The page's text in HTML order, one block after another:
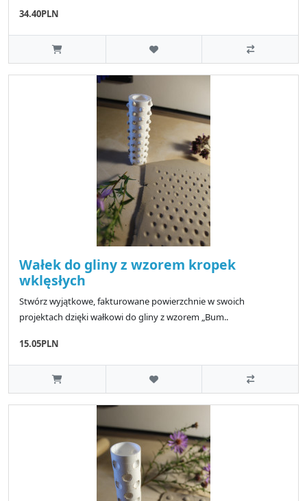
34.40PLN
Wałek do gliny z wzorem kropek
wklęsłych
Stwórz wyjątkowe, fakturowane powierzchnie w swoich
projektach dzięki wałkowi do gliny z wzorem „Bum..
15.05PLN